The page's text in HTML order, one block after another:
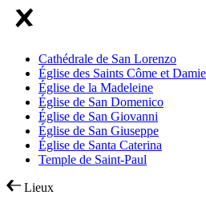
Cathédrale de San Lorenzo
Église des Saints Côme et
Église de la Madeleine
Église de San Domenico
Église de San Giovanni
Église de San Giuseppe
Église de Santa Caterina
Temple de Saint-Paul
Lieux